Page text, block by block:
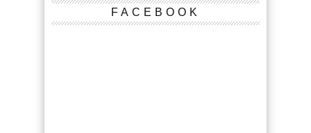
FACEBOOK